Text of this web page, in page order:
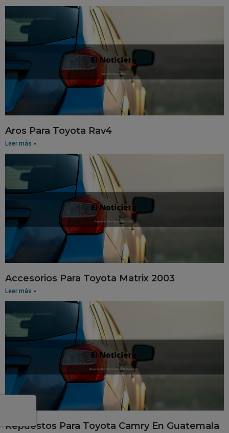
Aros Para Toyota Rav4
Leer más »
Accesorios Para Toyota Matrix 2003
Leer más »
Repuestos Para Toyota Camry En Guatemala